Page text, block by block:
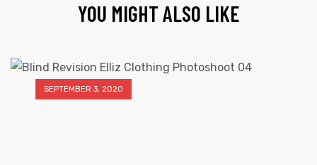
YOU MIGHT ALSO LIKE
SEPTEMBER 3, 2020